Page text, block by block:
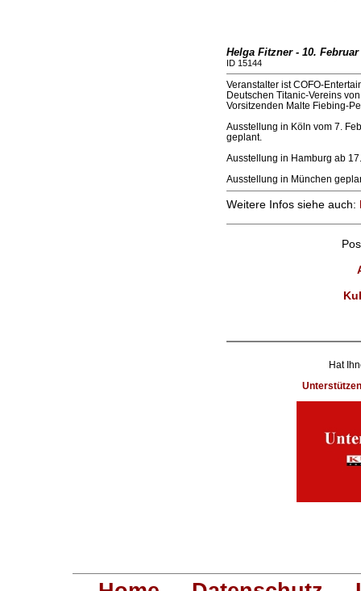
Helga Fitzner - 10. Februar
ID 15144
Veranstalter ist COFO-
Deutschen Titanic-Vereins
Vorsitzenden Malte Fiebing-
Ausstellung in Köln vom 7.
geplant.
Ausstellung in Hamburg ab
Ausstellung in München
Weitere Infos siehe auch:
Hat